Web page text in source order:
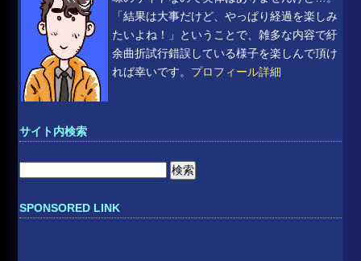
「結果は大事だけど、やっぱり経過を楽しみ
たいよね！」ということで、雑多な内容で紆
余曲折試行錯誤している様子を楽しんで頂け
れば幸いです。 プロフィール詳細
サイト内検索
SPONSORED LINK